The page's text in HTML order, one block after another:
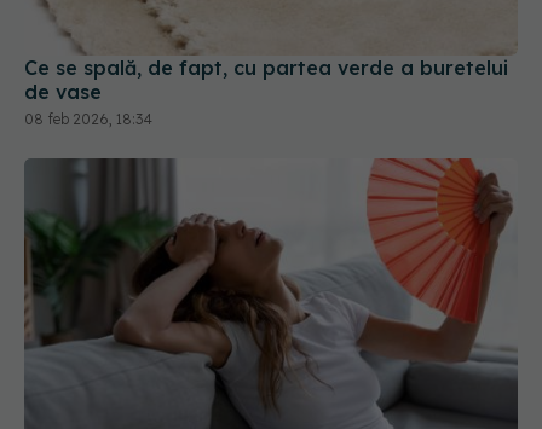
Ce se spală, de fapt, cu partea verde a buretelui
de vase
08 feb 2026, 18:34
Cum să răcorești casa fără aer condiționat.
Metode simple care pot scădea temperatura cu